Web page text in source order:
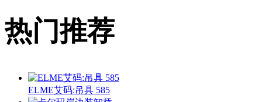
热门推荐
ELME艾码:吊具 585